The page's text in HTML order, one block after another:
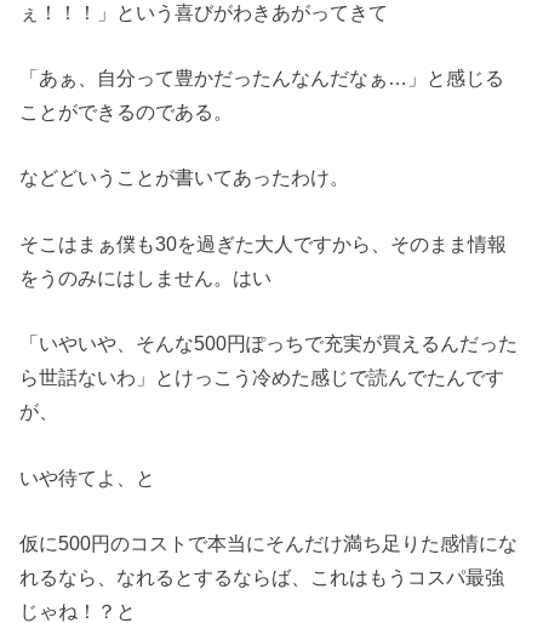
ぇ！！！」という喜びがわきあがってきて
「あぁ、自分って豊かだったんなんだなぁ…」と感じる
ことができるのである。
などどいうことが書いてあったわけ。
そこはまぁ僕も30を過ぎた大人ですから、そのまま情報
をうのみにはしません。はい
「いやいや、そんな500円ぽっちで充実が買えるんだった
ら世話ないわ」とけっこう冷めた感じで読んでたんです
が、
いや待てよ、と
仮に500円のコストで本当にそんだけ満ち足りた感情にな
れるなら、なれるとするならば、これはもうコスパ最強
じゃね！？と